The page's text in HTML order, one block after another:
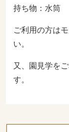
持ち物：水筒
ご利用の方は
い。
又、園見学を
す。